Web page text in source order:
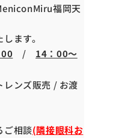
福岡天
ます。
/ 14：00～
レンズ販売 / お渡
ご相談(隣接眼科お